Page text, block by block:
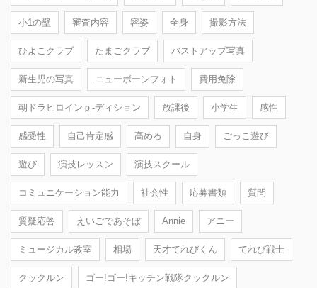
小1の壁 審査内容 容姿 全身 撮影方法
ひよこクラブ たまごクラブ バストアップ写真
新生児の写真 ニューボーンフォト 費用免除
朝ドラヒロインｐ-ディション 放課後 小学生 感性
感受性 自己肯定感 高める 自身 ごっこ遊び
遊び 演技レッスン 演技スクール
コミュニケーション能力 社会性 応募書類 質問
質疑応答 えいごであそぼ Annie アニー
ミュージカル教室 相場 天才てれびくん てれび戦士
クックルン ゴー!ゴー!キッチン戦隊クックルン